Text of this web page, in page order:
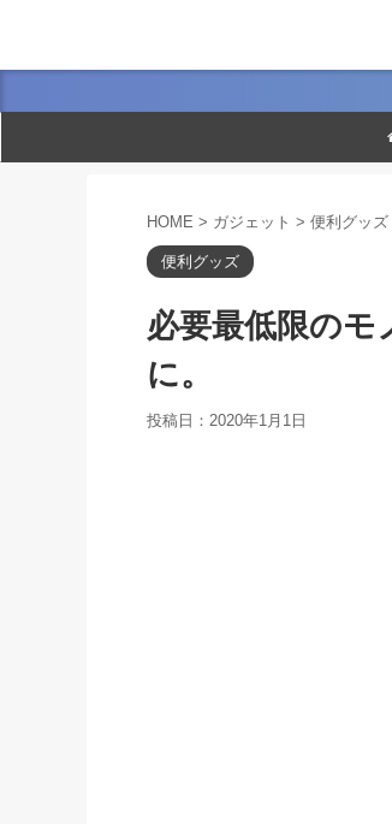
HOME > ガジェット > 便利グッズ
便利グッズ
必要最低限のモ
に。
投稿日： 2020年1月1日